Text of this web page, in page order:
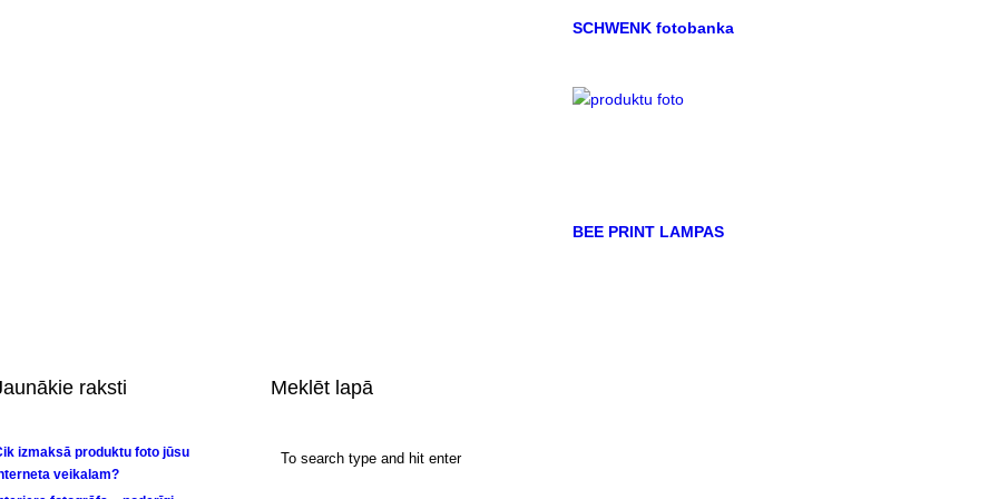
SCHWENK fotobanka
BEE PRINT LAMPAS
raksti
izmaksā produktu foto jūsu
veikalam?
Meklēt lapā